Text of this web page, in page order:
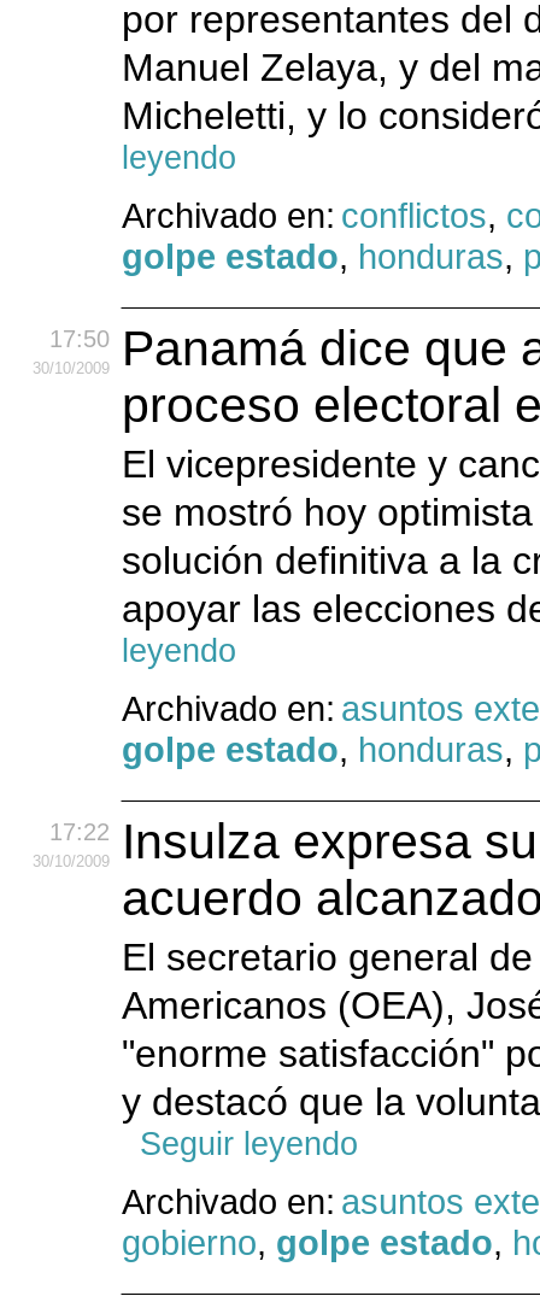
por representantes del
Manuel Zelaya, y del
Micheletti, y lo
leyendo
Archivado en: conflictos,
golpe estado, honduras,
17:50
30/10/2009
Panamá dice que
proceso electoral
El vicepresidente y
se mostró hoy
solución definitiva a la
apoyar las elecciones
leyendo
Archivado en: asuntos
golpe estado, honduras,
17:22
30/10/2009
Insulza expresa
acuerdo
El secretario general
Americanos (OEA),
"enorme satisfacción"
y destacó que la
Seguir leyendo
Archivado en: asuntos
gobierno, golpe estado,